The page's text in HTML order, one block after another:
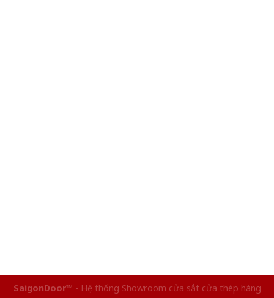
SaigonDoor™ - Hệ thống Showroom cửa sắt cửa thép hàng